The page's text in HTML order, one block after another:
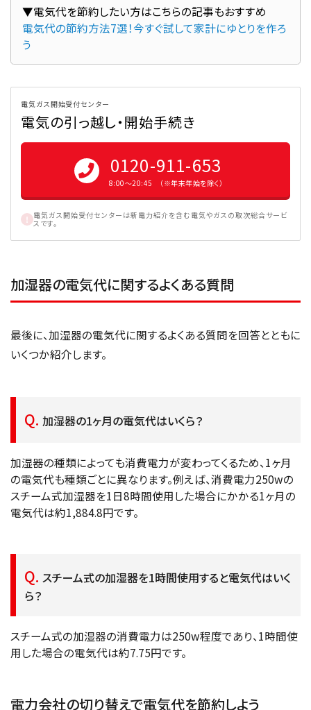
電気代の節約方法7選！今すぐ試して家計にゆとりを作ろ
う
電気ガス開始受付センター
電気の引っ越し・開始手続き
0120-911-653
8:00〜20:45 （※年末年始を除く）
電気ガス開始受付センターは新電力紹介を含む電気やガスの取次総合サービ
スです。
加湿器の電気代に関するよくある質問
最後に、加湿器の電気代に関するよくある質問を回答とともに
いくつか紹介します。
加湿器の1ヶ月の電気代はいくら？
加湿器の種類によっても消費電力が変わってくるため、1ヶ月
の電気代も種類ごとに異なります。例えば、消費電力250wの
スチーム式加湿器を1日8時間使用した場合にかかる1ヶ月の
電気代は約1,884.8円です。
スチーム式の加湿器を1時間使用すると電気代はいく
ら？
スチーム式の加湿器の消費電力は250w程度であり、1時間使
用した場合の電気代は約7.75円です。
電力会社の切り替えで電気代を節約しよう